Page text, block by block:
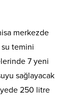
merkezde
su temini
7 yeni
sağlayacak
250 litre